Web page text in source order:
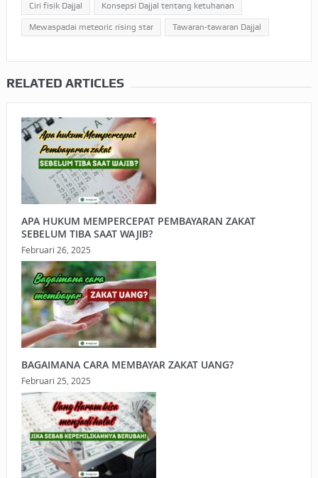
Ciri fisik Dajjal Konsepsi Dajjal tentang ketuhanan
Mewaspadai meteoric rising star Tawaran-tawaran Dajjal
RELATED ARTICLES
APA HUKUM MEMPERCEPAT PEMBAYARAN ZAKAT
SEBELUM TIBA SAAT WAJIB?
Februari 26, 2025
BAGAIMANA CARA MEMBAYAR ZAKAT UANG?
Februari 25, 2025